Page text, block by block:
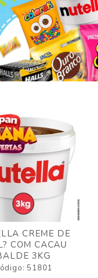
CREME DE
COM CACAU
3KG
51801